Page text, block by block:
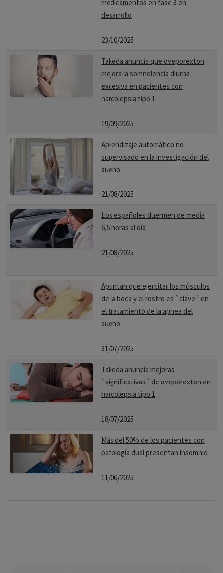
medicamentos en fase 3 en
desarrollo
23/10/2025
Takeda anuncia que oveporexton
mejora la somnolencia diurna
excesiva en pacientes con
narcolepsia tipo 1
19/09/2025
Aprendizaje automático no
supervisado en la investigación del
sueño
21/08/2025
Los españoles duermen de media
6,5 horas al día
21/08/2025
Apuntan que ejercitar los músculos
de la boca y el rostro es `clave´ en
el tratamiento de la apnea del
sueño
31/07/2025
Takeda anuncia mejoras
`significativas´ de oveporexton en
narcolepsia tipo 1
18/07/2025
Más del 50% de los pacientes con
patología dual presentan insomnio
11/06/2025